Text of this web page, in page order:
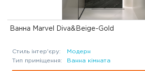
Ванна Marvel Diva&Beige-Gold
Стиль інтер'єру:
Модерн
Тип приміщення:
Ванна кімната